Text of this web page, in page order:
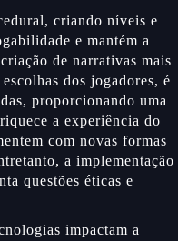
criando níveis e
e mantém a
de narrativas mais
dos jogadores, é
proporcionando uma
a experiência do
com novas formas
a implementação
questões éticas e
impactam a